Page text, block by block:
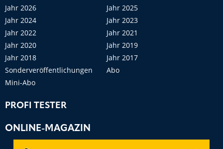
Jahr 2026
Jahr 2025
Jahr 2024
Jahr 2023
Jahr 2022
Jahr 2021
Jahr 2020
Jahr 2019
Jahr 2018
Jahr 2017
Sonderveröffentlichungen
Abo
Mini-Abo
PROFI TESTER
ONLINE-MAGAZIN